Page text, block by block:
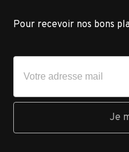
Pour recevoir nos bons